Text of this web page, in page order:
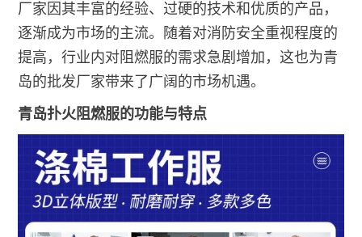
厂家因其丰富的经验、过硬的技术和优质的产品，
逐渐成为市场的主流。随着对消防安全重视程度的
提高，行业内对阻燃服的需求急剧增加，这也为青
岛的批发厂家带来了广阔的市场机遇。
青岛扑火阻燃服的功能与特点